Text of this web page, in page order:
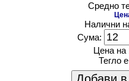
Средно
Налични
Сума:
Цена на
Тегло